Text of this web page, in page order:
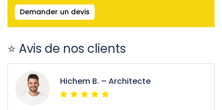
Demander un devis
⭐ Avis de nos clients
Hichem B. – Architecte